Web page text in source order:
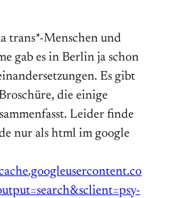
trans*-Menschen und
gab es in Berlin ja schon
Es gibt
die einige
Leider finde
nur als html im google